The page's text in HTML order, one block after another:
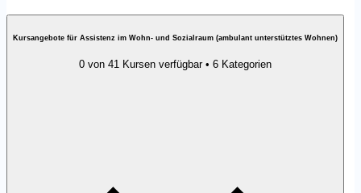
Kursangebote für Assistenz im Wohn- und Sozialraum (ambulant unterstütztes Wohnen)
0 von 41 Kursen verfügbar • 6 Kategorien